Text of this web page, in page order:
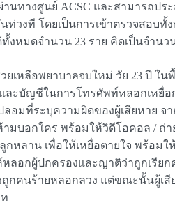
นทางศูนย์ ACSC และสามารถ
วงที โดยเป็นการเข้าตรวจสอบทั้
หมดจำนวน 23 ราย คิดเป็นจำนว
ยเหลือพยาบาลจบใหม่ วัย 23 ปี
ละบัญชีในการโทรศัพท์หลอกเหยื่
อมที่ระบุความผิดของผู้เสียหาย จ
ามบอกใคร พร้อมให้วิดีโอคอล /
หลาน เพื่อให้เหยื่อตายใจ พร้อม
อกผู้ปกครองและญาติว่าถูกเรียก
กคนร้ายหลอกลวง แต่ขณะนั้นผู้เ